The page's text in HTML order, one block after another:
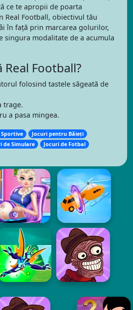
ce te apropii de poarta
Real Football, obiectivul tău
în față prin marcarea golurilor,
singura modalitate de a acumula
Real Football?
folosind tastele săgeată de
trage.
a pasa mingea.
Sportive
Jocuri pentru Băieți
de Simulare Jocuri de Fotbal